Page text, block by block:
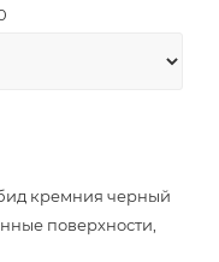
кремния черный
поверхности,